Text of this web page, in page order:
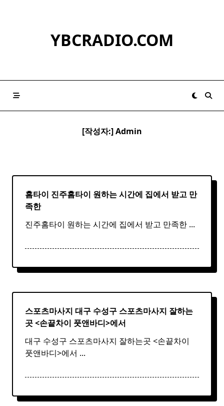
YBCRADIO.COM
[작성자:]Admin
홈타이 진주홈타이 원하는 시간에 집에서 받고 만
족한
진주홈타이 원하는 시간에 집에서 받고 만족한 ...
스포츠마사지 대구 수성구 스포츠마사지 잘하는
곳 <손끝차이 풋앤바디>에서
대구 수성구 스포츠마사지 잘하는곳 <손끝차이
풋앤바디>에서 ...